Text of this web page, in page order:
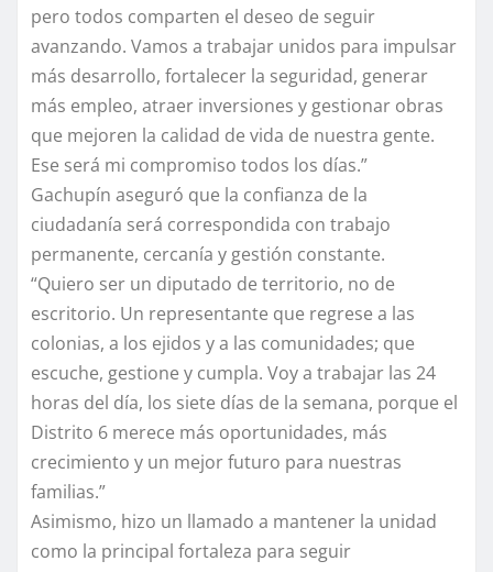
pero todos comparten el deseo de seguir
avanzando. Vamos a trabajar unidos para impulsar
más desarrollo, fortalecer la seguridad, generar
más empleo, atraer inversiones y gestionar obras
que mejoren la calidad de vida de nuestra gente.
Ese será mi compromiso todos los días.”
Gachupín aseguró que la confianza de la
ciudadanía será correspondida con trabajo
permanente, cercanía y gestión constante.
“Quiero ser un diputado de territorio, no de
escritorio. Un representante que regrese a las
colonias, a los ejidos y a las comunidades; que
escuche, gestione y cumpla. Voy a trabajar las 24
horas del día, los siete días de la semana, porque el
Distrito 6 merece más oportunidades, más
crecimiento y un mejor futuro para nuestras
familias.”
Asimismo, hizo un llamado a mantener la unidad
como la principal fortaleza para seguir